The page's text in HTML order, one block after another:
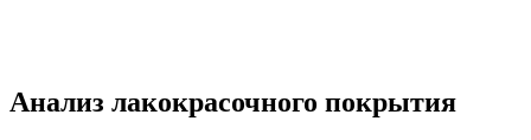
Анализ лакокрасочного покрытия